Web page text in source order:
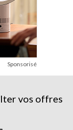
Sponsorisé
vos offres